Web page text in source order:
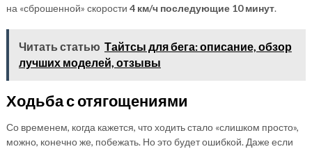
на «сброшенной» скорости 4 км/ч последующие 10 минут.
Читать статью Тайтсы для бега: описание, обзор
лучших моделей, отзывы
Ходьба с отягощениями
Со временем, когда кажется, что ходить стало «слишком просто»,
можно, конечно же, побежать. Но это будет ошибкой. Даже если